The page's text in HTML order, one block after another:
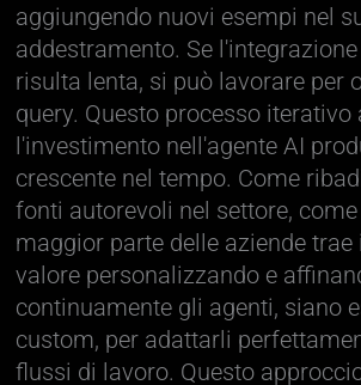
aggiungendo nuovi esempi nel
addestramento. Se l'integrazione
risulta lenta, si può lavorare per
query. Questo processo iterativo
l'investimento nell'agente AI
crescente nel tempo. Come
fonti autorevoli nel settore, come
maggior parte delle aziende
valore personalizzando e
continuamente gli agenti, siano
custom, per adattarli
flussi di lavoro. Questo